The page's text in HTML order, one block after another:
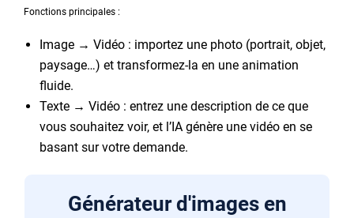
Fonctions principales :
Image → Vidéo : importez une photo (portrait, objet,
paysage…) et transformez-la en une animation
fluide.
Texte → Vidéo : entrez une description de ce que
vous souhaitez voir, et l’IA génère une vidéo en se
basant sur votre demande.
Générateur d'images en